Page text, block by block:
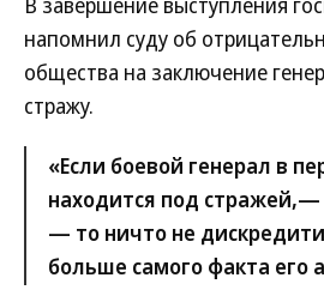
напомнил суду об
общества на заключение
стражу.
«Если боевой генерал в
находится под стражей,—
— то ничто не
больше самого факта его